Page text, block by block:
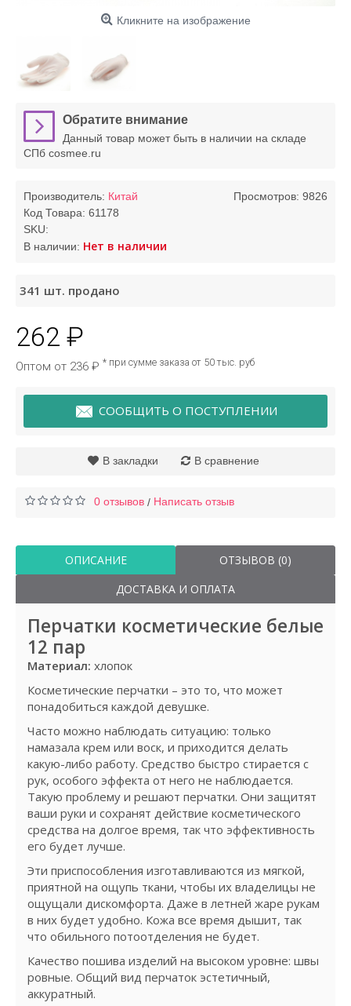
Кликните на изображение
Обратите внимание
Данный товар может быть в наличии на складе
СПб cosmee.ru
Просмотров: 9826
Производитель: Китай
Код Товара: 61178
SKU:
В наличии: Нет в наличии
341 шт. продано
262 ₽
Оптом от 236 ₽ * при сумме заказа от 50 тыс. руб
СООБЩИТЬ О ПОСТУПЛЕНИИ
В закладки В сравнение
0 отзывов / Написать отзыв
ОПИСАНИЕ
ОТЗЫВОВ (0)
ДОСТАВКА И ОПЛАТА
Перчатки косметические белые
12 пар
Материал: хлопок
Косметические перчатки – это то, что может
понадобиться каждой девушке.
Часто можно наблюдать ситуацию: только
намазала крем или воск, и приходится делать
какую-либо работу. Средство быстро стирается с
рук, особого эффекта от него не наблюдается.
Такую проблему и решают перчатки. Они защитят
ваши руки и сохранят действие косметического
средства на долгое время, так что эффективность
его будет лучше.
Эти приспособления изготавливаются из мягкой,
приятной на ощупь ткани, чтобы их владелицы не
ощущали дискомфорта. Даже в летней жаре рукам
в них будет удобно. Кожа все время дышит, так
что обильного потоотделения не будет.
Качество пошива изделий на высоком уровне: швы
ровные. Общий вид перчаток эстетичный,
аккуратный.